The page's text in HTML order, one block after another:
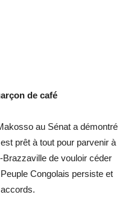
de café
au Sénat a démontré
prêt à tout pour parvenir à
Brazzaville de vouloir céder
Congolais persiste et